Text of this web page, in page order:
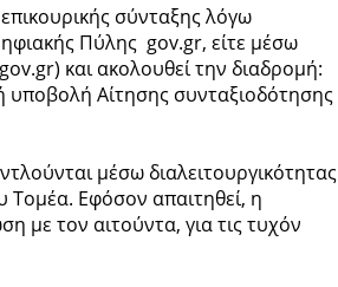
σύνταξης λόγω
Πύλης gov.gr, είτε μέσω
και ακολουθεί την διαδρομή:
υποβολή Αίτησης συνταξιοδότησης
μέσω διαλειτουργικότητας
Εφόσον απαιτηθεί, η
με τον αιτούντα, για τις τυχόν